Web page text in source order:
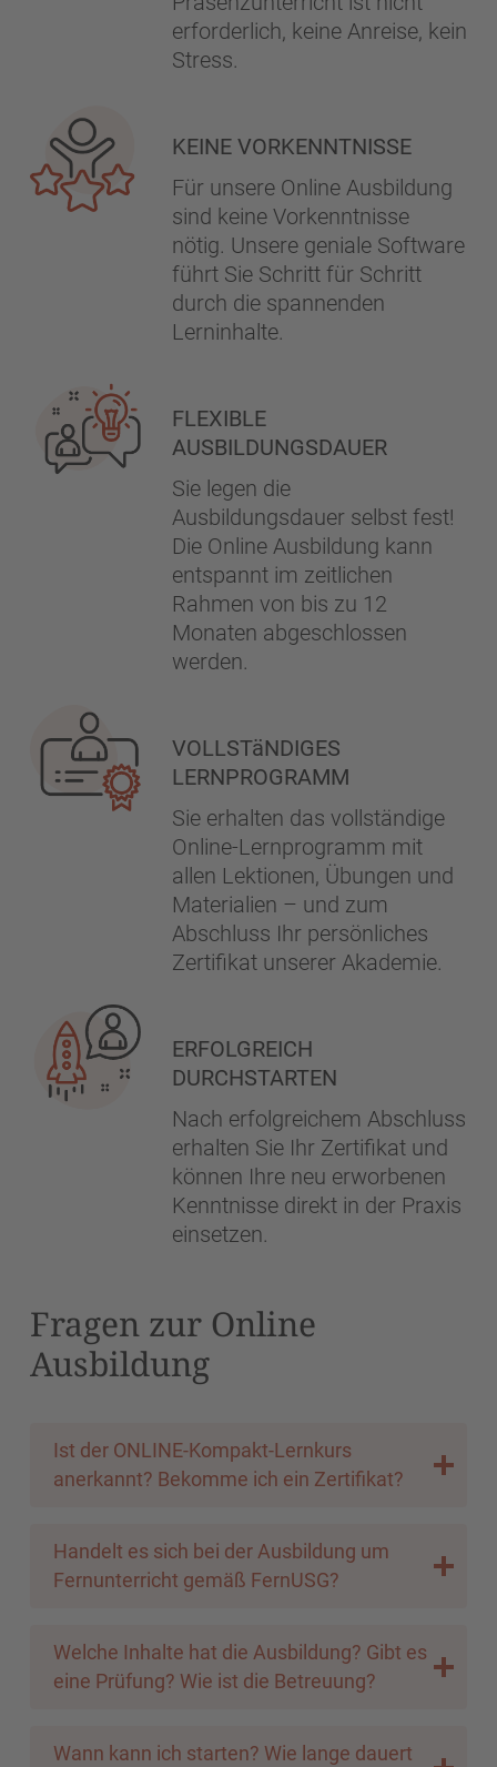
erforderlich, keine Anreise, kein
Stress.
KEINE VORKENNTNISSE
Für unsere Online Ausbildung
sind keine Vorkenntnisse
nötig. Unsere geniale Software
führt Sie Schritt für Schritt
durch die spannenden
Lerninhalte.
FLEXIBLE
AUSBILDUNGSDAUER
Sie legen die
Ausbildungsdauer selbst fest!
Die Online Ausbildung kann
entspannt im zeitlichen
Rahmen von bis zu 12
Monaten abgeschlossen
werden.
VOLLSTäNDIGES
LERNPROGRAMM
Sie erhalten das vollständige
Online-Lernprogramm mit
allen Lektionen, Übungen und
Materialien – und zum
Abschluss Ihr persönliches
Zertifikat unserer Akademie.
ERFOLGREICH
DURCHSTARTEN
Nach erfolgreichem Abschluss
erhalten Sie Ihr Zertifikat und
können Ihre neu erworbenen
Kenntnisse direkt in der Praxis
einsetzen.
Fragen zur Online
Ausbildung
Ist der ONLINE-Kompakt-Lernkurs
anerkannt? Bekomme ich ein Zertifikat?
Handelt es sich bei der Ausbildung um
Fernunterricht gemäß FernUSG?
Welche Inhalte hat die Ausbildung? Gibt es
eine Prüfung? Wie ist die Betreuung?
Wann kann ich starten? Wie lange dauert